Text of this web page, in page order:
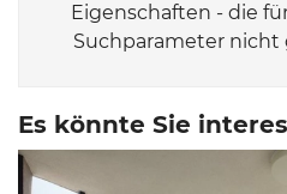
Eigenschaften - die
Suchparameter
Es könnte Sie